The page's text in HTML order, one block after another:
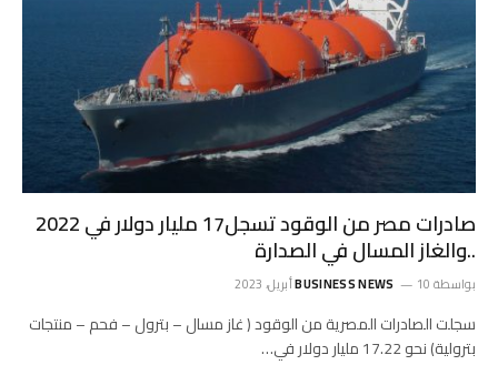
صادرات مصر من الوقود تسجل17 مليار دولار في 2022
..والغاز المسال في الصدارة
بواسطة BUSINESS NEWS 10 أبريل، 2023
سجلت الصادرات المصرية من الوقود ( غاز مسال – بترول – فحم – منتجات
بترولية) نحو 17.22 مليار دولار في…